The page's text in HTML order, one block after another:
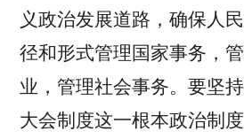
义政治发展道路，确保人
径和形式管理国家事务，
业，管理社会事务。要坚
大会制度这一根本政治制